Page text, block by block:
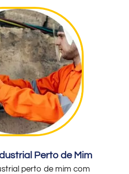
Perto de Mim
perto de mim com